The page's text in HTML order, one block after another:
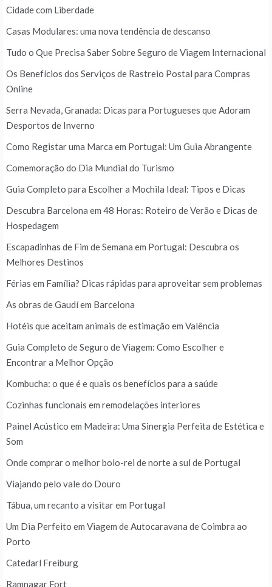
Cidade com Liberdade
Casas Modulares: uma nova tendência de descanso
Tudo o Que Precisa Saber Sobre Seguro de Viagem Internacional
Os Benefícios dos Serviços de Rastreio Postal para Compras
Online
Serra Nevada, Granada: Dicas para Portugueses que Adoram
Desportos de Inverno
Como Registar uma Marca em Portugal: Um Guia Abrangente
Comemoração do Dia Mundial do Turismo
Guia Completo para Escolher a Mochila Ideal: Tipos e Dicas
Descubra Barcelona em 48 Horas: Roteiro de Verão e Dicas de
Hospedagem
Escapadinhas de Fim de Semana em Portugal: Descubra os
Melhores Destinos
Férias em Família? Dicas rápidas para aproveitar sem problemas
As obras de Gaudí em Barcelona
Hotéis que aceitam animais de estimação em Valência
Guia Completo de Seguro de Viagem: Como Escolher e
Encontrar a Melhor Opção
Kombucha: o que é e quais os benefícios para a saúde
Cozinhas funcionais em remodelações interiores
Painel Acústico em Madeira: Uma Sinergia Perfeita de Estética e
Som
Onde comprar o melhor bolo-rei de norte a sul de Portugal
Viajando pelo vale do Douro
Tábua, um recanto a visitar em Portugal
Um Dia Perfeito em Viagem de Autocaravana de Coimbra ao
Porto
Catedarl Freiburg
Ramnagar Fort